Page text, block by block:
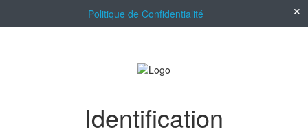
Politique de Confidentialité
Identification